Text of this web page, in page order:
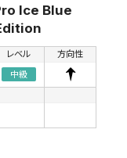
Ice Blue
レベル
中級
方向性